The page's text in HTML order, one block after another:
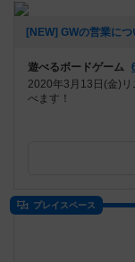
[NEW] GWの営業に
遊べるボードゲーム
2020年3月13日(金)
べます！
プレイスペース